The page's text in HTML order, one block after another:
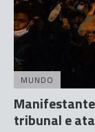
MUNDO
tribunal e